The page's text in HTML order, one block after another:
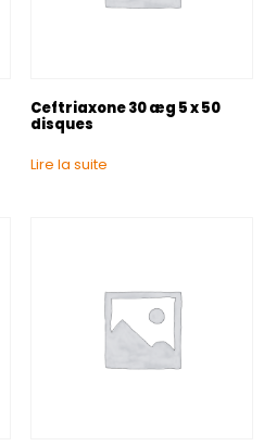
Ceftriaxone 30 æg 5 x 50
disques
Lire la suite